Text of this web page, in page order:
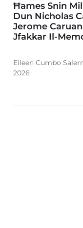
Ħames Snin
Dun Nicholas
Jerome
Jfakkar Il-
Eileen Cumbo
2026